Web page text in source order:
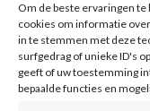
Om de beste ervaringen
cookies om informatie
in te stemmen met deze
surfgedrag of unieke ID's
geeft of uw toestemming
bepaalde functies en
Meld je aan
E
m